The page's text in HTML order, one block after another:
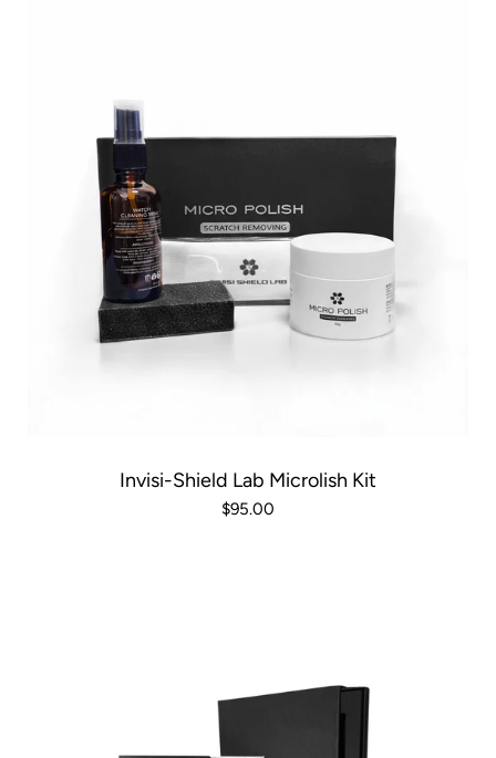
Invisi-Shield Lab Microlish Kit
$95.00